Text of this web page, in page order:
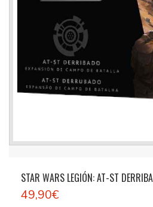
STAR WARS LEGIÓN: AT-ST
49,90€